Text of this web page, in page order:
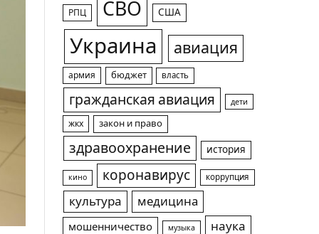
РПЦ СВО США
Украина авиация
армия бюджет власть
гражданская авиация дети
жкх закон и право
здравоохранение история
кино коронавирус коррупция
культура медицина
мошенничество музыка
наука